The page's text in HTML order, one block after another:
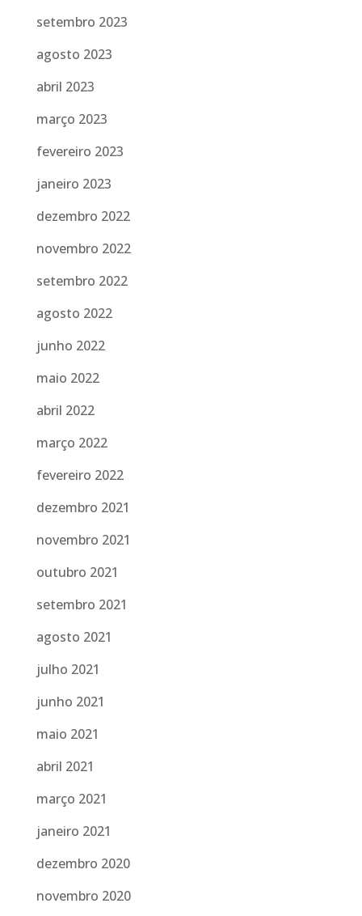
setembro 2023
agosto 2023
abril 2023
março 2023
fevereiro 2023
janeiro 2023
dezembro 2022
novembro 2022
setembro 2022
agosto 2022
junho 2022
maio 2022
abril 2022
março 2022
fevereiro 2022
dezembro 2021
novembro 2021
outubro 2021
setembro 2021
agosto 2021
julho 2021
junho 2021
maio 2021
abril 2021
março 2021
janeiro 2021
dezembro 2020
novembro 2020